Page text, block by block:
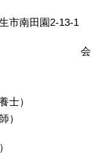
市南田園2-13-1
題 会
士）
）